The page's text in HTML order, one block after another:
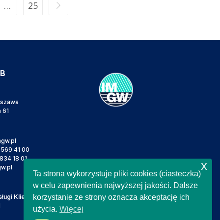
… 25
61
41 00
18 01
Klienta
Ta strona wykorzystuje pliki cookies (ciasteczka)
w celu zapewnienia najwyższej jakości. Dalsze
korzystanie ze strony oznacza akceptację ich
użycia.Więcej
x